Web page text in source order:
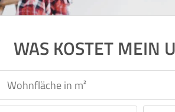
WAS KOSTET MEIN